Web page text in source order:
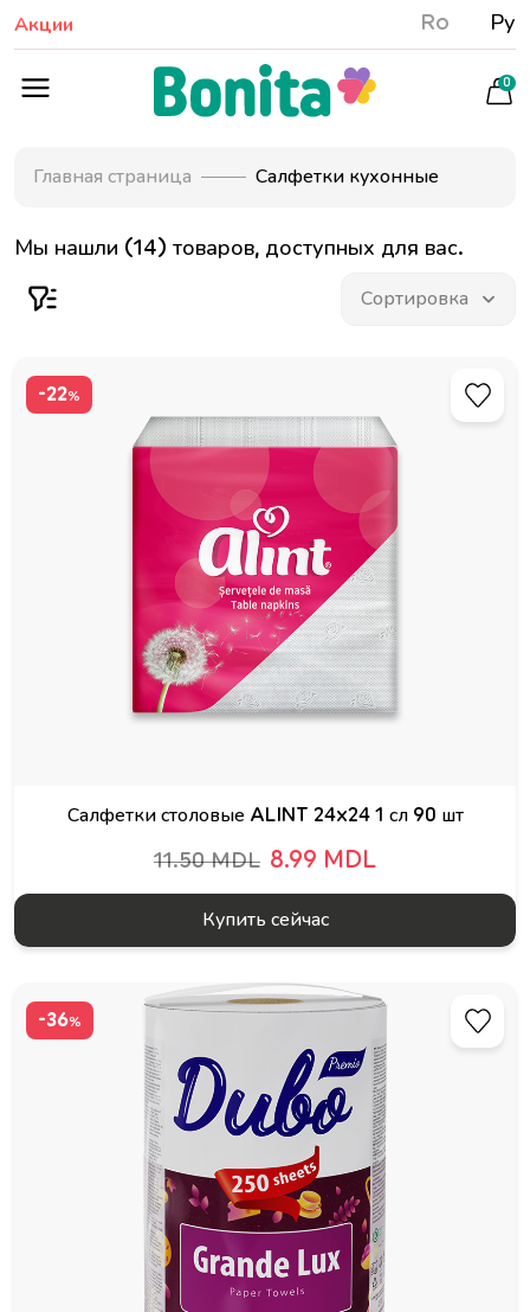
Акции Ro Ру
0
Главная страница Салфетки кухонные
Мы нашли (14) товаров, доступных для вас.
-22%
Салфетки столовые ALINT 24x24 1 сл 90 шт
11.50 MDL 8.99 MDL
Купить сейчас
-36%